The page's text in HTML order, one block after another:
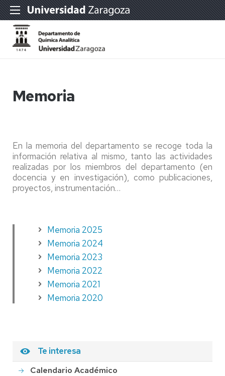
Memoria
En la memoria del departamento se recoge toda la
información relativa al mismo, tanto las actividades
realizadas por los miembros del departamento (en
docencia y en investigación), como publicaciones,
proyectos, instrumentación…
Memoria 2025
Memoria 2024
Memoria 2023
Memoria 2022
Memoria 2021
Memoria 2020
Te interesa
Calendario Académico